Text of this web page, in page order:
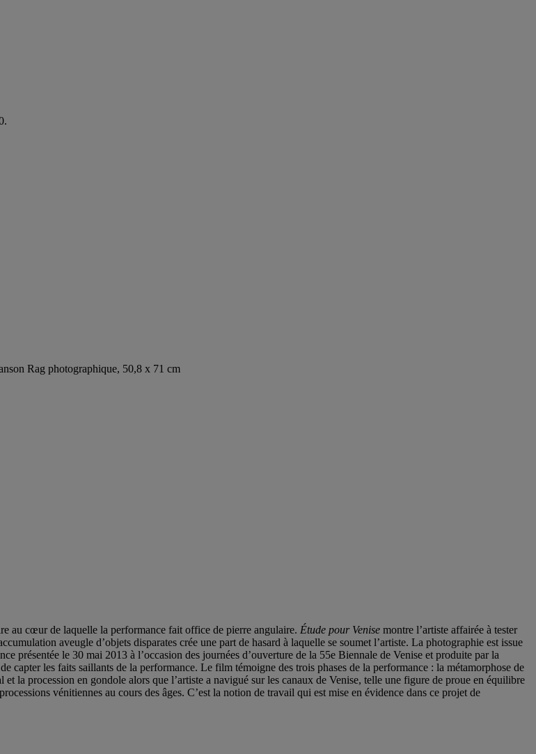
Rag photographique, 50,8 x 71 cm
au cœur de laquelle la performance fait office de pierre angulaire. Étude pour Venise montre l’artiste affairée à tester
aveugle d’objets disparates crée une part de hasard à laquelle se soumet l’artiste. La photographie est issue
présentée le 30 mai 2013 à l’occasion des journées d’ouverture de la 55e Biennale de Venise et produite par la
les faits saillants de la performance. Le film témoigne des trois phases de la performance : la métamorphose de
la procession en gondole alors que l’artiste a navigué sur les canaux de Venise, telle une figure de proue en équilibre
vénitiennes au cours des âges. C’est la notion de travail qui est mise en évidence dans ce projet de